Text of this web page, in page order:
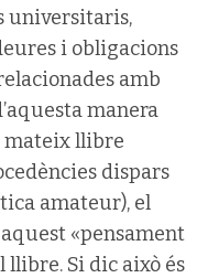
universitaris,
i obligacions
amb
manera
mateix llibre
dispars
amateur), el
«pensament
llibre. Si dic això és